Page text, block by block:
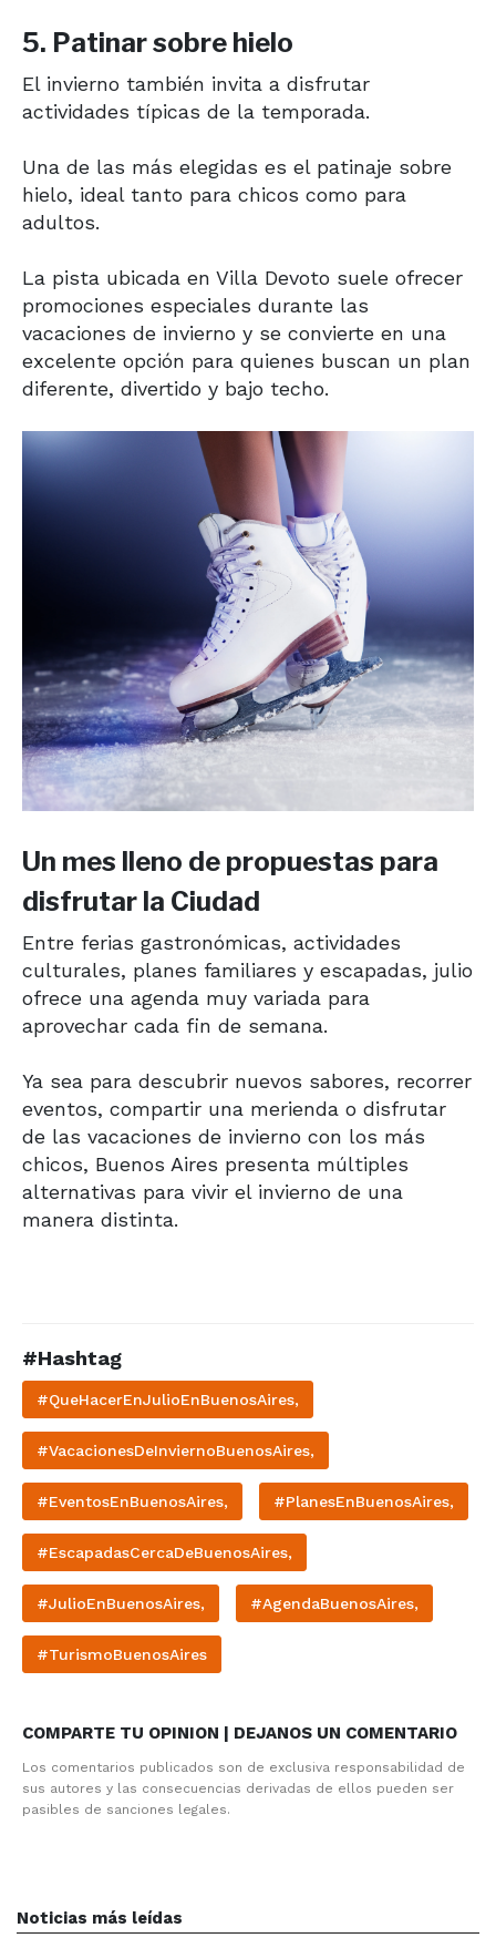
5. Patinar sobre hielo
El invierno también invita a disfrutar
actividades típicas de la temporada.
Una de las más elegidas es el patinaje sobre
hielo, ideal tanto para chicos como para
adultos.
La pista ubicada en Villa Devoto suele ofrecer
promociones especiales durante las
vacaciones de invierno y se convierte en una
excelente opción para quienes buscan un plan
diferente, divertido y bajo techo.
Un mes lleno de propuestas para
disfrutar la Ciudad
Entre ferias gastronómicas, actividades
culturales, planes familiares y escapadas, julio
ofrece una agenda muy variada para
aprovechar cada fin de semana.
Ya sea para descubrir nuevos sabores, recorrer
eventos, compartir una merienda o disfrutar
de las vacaciones de invierno con los más
chicos, Buenos Aires presenta múltiples
alternativas para vivir el invierno de una
manera distinta.
#Hashtag
#QueHacerEnJulioEnBuenosAires,
#VacacionesDeInviernoBuenosAires,
#EventosEnBuenosAires, #PlanesEnBuenosAires,
#EscapadasCercaDeBuenosAires,
#JulioEnBuenosAires, #AgendaBuenosAires,
#TurismoBuenosAires
COMPARTE TU OPINION | DEJANOS UN COMENTARIO
Los comentarios publicados son de exclusiva responsabilidad de
sus autores y las consecuencias derivadas de ellos pueden ser
pasibles de sanciones legales.
Noticias más leídas